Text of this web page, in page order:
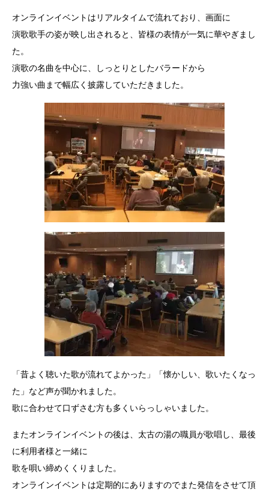
オンラインイベントはリアルタイムで流れており、画面に
演歌歌手の姿が映し出されると、皆様の表情が一気に華やぎまし
た。
演歌の名曲を中心に、しっとりとしたバラードから
力強い曲まで幅広く披露していただきました。
「昔よく聴いた歌が流れてよかった」「懐かしい、歌いたくなっ
た」など声が聞かれました。
歌に合わせて口ずさむ方も多くいらっしゃいました。
またオンラインイベントの後は、太古の湯の職員が歌唱し、最後
に利用者様と一緒に
歌を唄い締めくくりました。
オンラインイベントは定期的にありますのでまた発信をさせて頂